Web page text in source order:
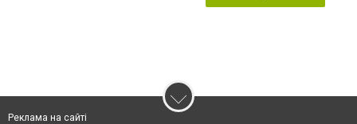
Реклама на сайті